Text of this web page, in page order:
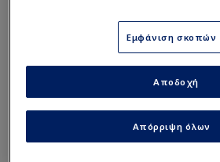
αστέρα, προκαλώντας αίσθηση
Διαβάστε επίσης...
Φουρνιέ:
απέναντι σε
Εμφάνιση σκοπών
Απόρριψη όλων
Αποδοχή